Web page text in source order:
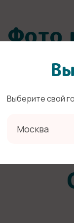
Фото
Выберите свой
Москва